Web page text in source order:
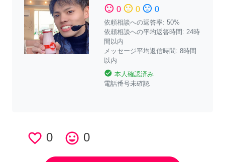
sentiment_satisfied 0 sentiment_neutral 0 sentiment_dissatisfied 0
依頼相談への返答率: 50%
依頼相談への平均返答時間: 24時
間以内
メッセージ平均返信時間: 8時間
以内
check_circle 本人確認済み
電話番号未確認
favorite_border 0 tag_faces 0